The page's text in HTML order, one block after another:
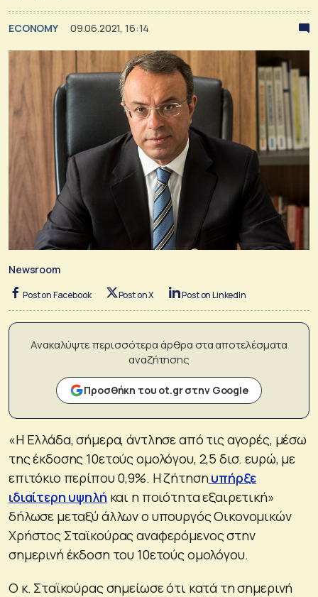
ECONOMY 09.06.2021, 16:14
Newsroom
Post on Facebook Post on X Post on LinkedIn
Ανακαλύψτε περισσότερα άρθρα στα αποτελέσματα
αναζήτησης
Προσθήκη του ot.gr στην Google
«Η Ελλάδα, σήμερα, άντλησε από τις αγορές, μέσω
της έκδοσης 10ετούς ομολόγου, 2,5 δισ. ευρώ, με
επιτόκιο περίπου 0,9%. Η ζήτησηυπήρξε
ιδιαίτερη υψηλή και η ποιότητα εξαιρετική»
δήλωσε μεταξύ άλλων ο υπουργός Οικονομικών
Χρήστος Σταϊκούρας αναφερόμενος στην
σημερινή έκδοση του 10ετούς ομολόγου.
Ο κ. Σταϊκούρας σημείωσε ότι κατά τη σημερινή